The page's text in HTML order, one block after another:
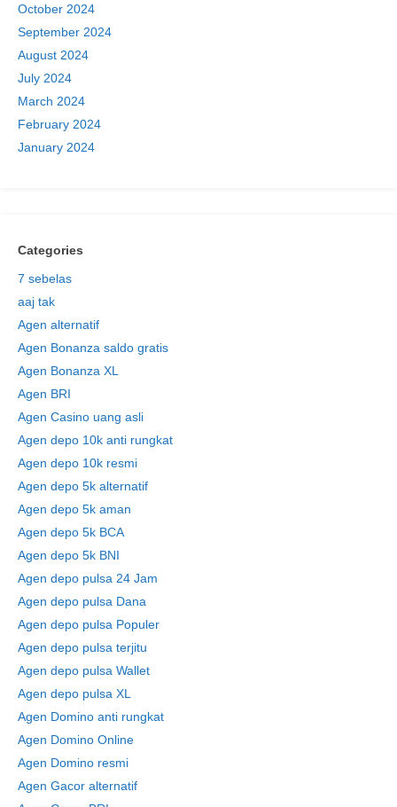
October 2024
September 2024
August 2024
July 2024
March 2024
February 2024
January 2024
Categories
7 sebelas
aaj tak
Agen alternatif
Agen Bonanza saldo gratis
Agen Bonanza XL
Agen BRI
Agen Casino uang asli
Agen depo 10k anti rungkat
Agen depo 10k resmi
Agen depo 5k alternatif
Agen depo 5k aman
Agen depo 5k BCA
Agen depo 5k BNI
Agen depo pulsa 24 Jam
Agen depo pulsa Dana
Agen depo pulsa Populer
Agen depo pulsa terjitu
Agen depo pulsa Wallet
Agen depo pulsa XL
Agen Domino anti rungkat
Agen Domino Online
Agen Domino resmi
Agen Gacor alternatif